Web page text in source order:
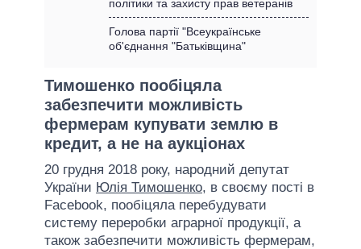
МЕРИ МІСТ
ВСІ ПЕРСОНИ
політики та захисту прав ветеранів
Голова партії "Всеукраїнське
об'єднання "Батьківщина"
Тимошенко пообіцяла
забезпечити можливість
фермерам купувати землю в
кредит, а не на аукціонах
20 грудня 2018 року, народний депутат
України Юлія Тимошенко, в своєму пості в
Facebook, пообіцяла перебудувати
систему переробки аграрної продукції, а
також забезпечити можливість фермерам,